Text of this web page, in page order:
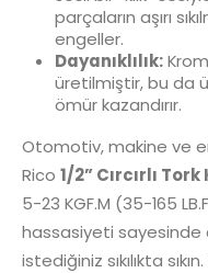
parçaların aşırı
engeller.
Dayanıklılık:
üretilmiştir, bu da
ömür kazandırır.
Otomotiv, makine ve
Rico 1/2” Cırcırlı
5-23 KGF.M (35-165
hassasiyeti sayesinde
istediğiniz sıkılıkta